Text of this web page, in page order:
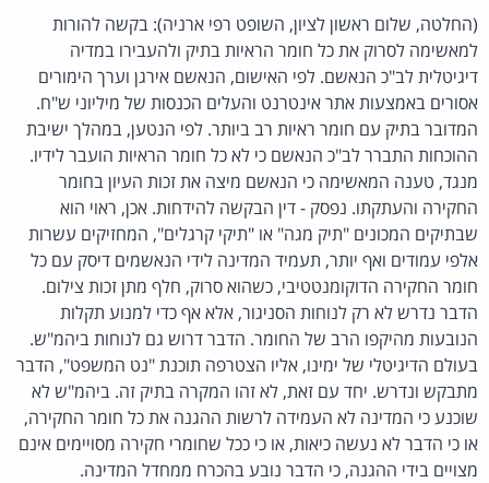
(החלטה, שלום ראשון לציון, השופט רפי ארניה): בקשה להורות
למאשימה לסרוק את כל חומר הראיות בתיק ולהעבירו במדיה
דיגיטלית לב"כ הנאשם. לפי האישום, הנאשם אירגן וערך הימורים
אסורים באמצעות אתר אינטרנט והעלים הכנסות של מיליוני ש"ח.
המדובר בתיק עם חומר ראיות רב ביותר. לפי הנטען, במהלך ישיבת
ההוכחות התברר לב"כ הנאשם כי לא כל חומר הראיות הועבר לידיו.
מנגד, טענה המאשימה כי הנאשם מיצה את זכות העיון בחומר
החקירה והעתקתו. נפסק - דין הבקשה להידחות. אכן, ראוי הוא
שבתיקים המכונים "תיק מגה" או "תיקי קרגלים", המחזיקים עשרות
אלפי עמודים ואף יותר, תעמיד המדינה לידי הנאשמים דיסק עם כל
חומר החקירה הדוקומנטטיבי, כשהוא סרוק, חלף מתן זכות צילום.
הדבר נדרש לא רק לנוחות הסניגור, אלא אף כדי למנוע תקלות
הנובעות מהיקפו הרב של החומר. הדבר דרוש גם לנוחות ביהמ"ש.
בעולם הדיגיטלי של ימינו, אליו הצטרפה תוכנת "נט המשפט", הדבר
מתבקש ונדרש. יחד עם זאת, לא זהו המקרה בתיק זה. ביהמ"ש לא
שוכנע כי המדינה לא העמידה לרשות ההגנה את כל חומר החקירה,
או כי הדבר לא נעשה כיאות, או כי ככל שחומרי חקירה מסויימים אינם
מצויים בידי ההגנה, כי הדבר נובע בהכרח ממחדל המדינה.